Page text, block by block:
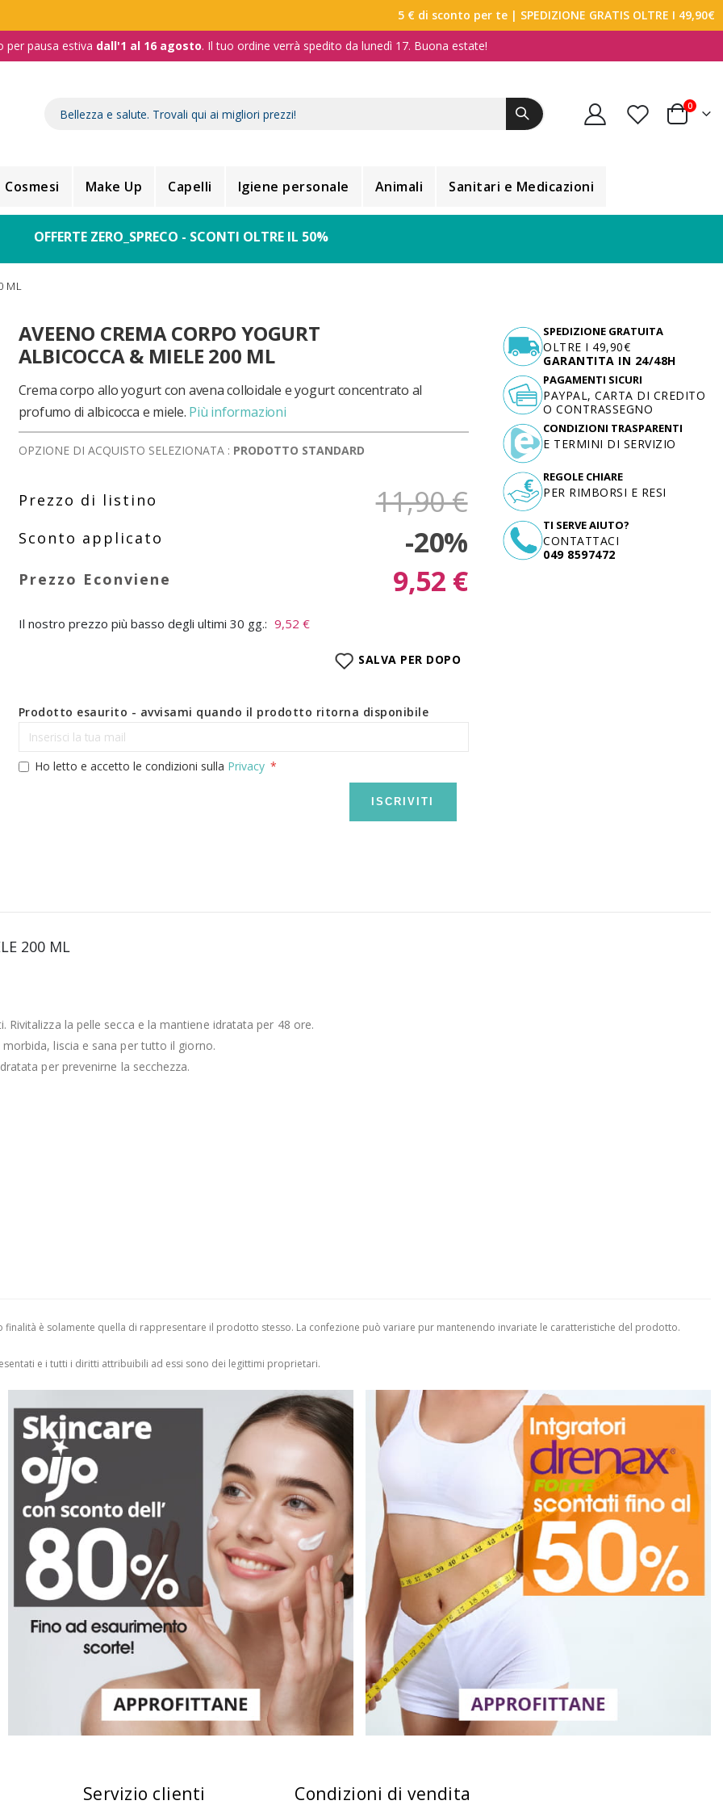
5 € di sconto per te | SPEDIZIONE GRATIS OLTRE I 49,90€
per pausa estiva dall'1 al 16 agosto. Il tuo ordine verrà spedito da lunedì 17. Buona estate!
Carrello
0
Cosmesi Make Up Capelli Igiene personale Animali Sanitari e Medicazioni
OFFERTE ZERO_SPRECO - SCONTI OLTRE IL 50%
ML
AVEENO CREMA CORPO YOGURT
ALBICOCCA & MIELE 200 ML
Crema corpo allo yogurt con avena colloidale e yogurt concentrato al
profumo di albicocca e miele. Più informazioni
OPZIONE DI ACQUISTO SELEZIONATA : PRODOTTO STANDARD
11,90 €
-20%
9,52 €
Il nostro prezzo più basso degli ultimi 30 gg.: 9,52 €
SALVA PER DOPO
Prodotto esaurito - avvisami quando il prodotto ritorna disponibile
Ho letto e accetto le condizioni sulla Privacy
ISCRIVITI
SPEDIZIONE GRATUITA
OLTRE I 49,90€
GARANTITA IN 24/48H
TI SERVE AIUTO?
CONTATTACI
049 8597472
PAGAMENTI SICURI
PAYPAL, CARTA DI CREDITO
O CONTRASSEGNO
CONDIZIONI TRASPARENTI
E TERMINI DI SERVIZIO
REGOLE CHIARE
PER RIMBORSI E RESI
200 ML
la pelle secca e la mantiene idratata per 48 ore.
liscia e sana per tutto il giorno.
per prevenirne la secchezza.
è solamente quella di rappresentare il prodotto stesso. La confezione può variare pur mantenendo invariate le caratteristiche del prodotto.
e i tutti i diritti attribuibili ad essi sono dei legittimi proprietari.
Servizio clienti Condizioni di vendita